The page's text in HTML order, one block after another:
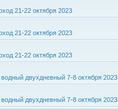
21-22 октября 2023
21-22 октября 2023
21-22 октября 2023
двухдневный 7-8 октября 2023
двухдневный 7-8 октября 2023